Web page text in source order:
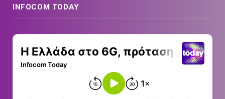
INFOCOM TODAY